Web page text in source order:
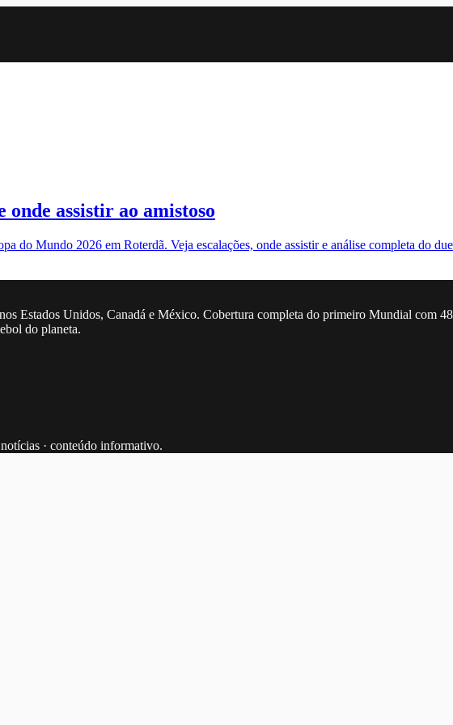
assistir ao amistoso
do Mundo 2026 em Roterdã. Veja escalações, onde assistir e análise completa do
Estados Unidos, Canadá e México. Cobertura completa do primeiro Mundial com
do planeta.
· conteúdo informativo.